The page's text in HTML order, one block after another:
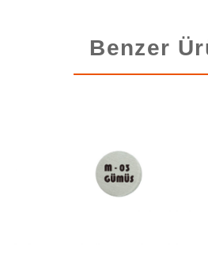
Benzer